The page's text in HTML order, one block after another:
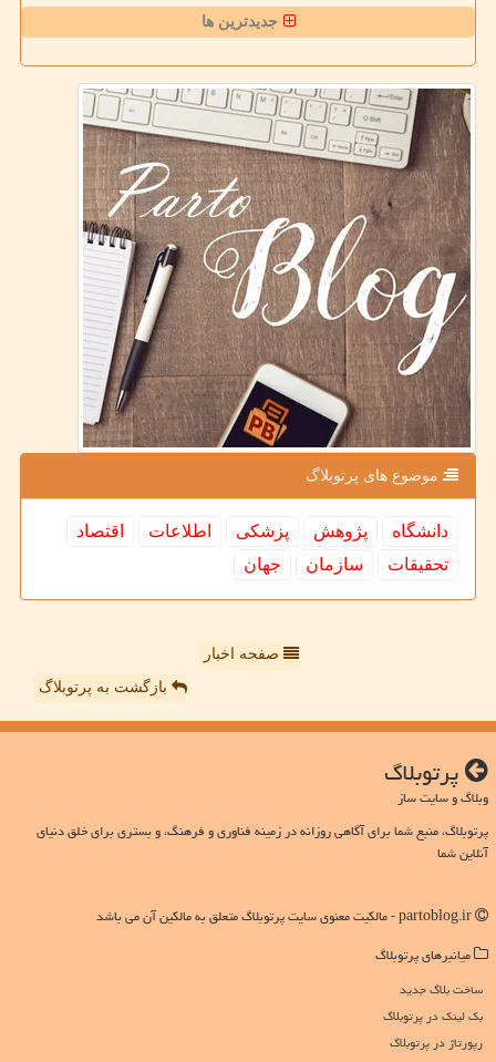
جدیدترین ها
موضوع های پرتوبلاگ
دانشگاه پژوهش پزشكی اطلاعات
اقتصاد
تحقیقات
سازمان جهان
صفحه اخبار
بازگشت به پرتوبلاگ
پرتوبلاگ
وبلاگ و سایت ساز
پرتوبلاگ، منبع شما برای آگاهی روزانه در زمینه فناوری و فرهنگ، و بستری برای خلق دنیای
آنلاین شما
میانبرهای پرتوبلاگ
ساخت بلاگ جدید
بک لینک در پرتوبلاگ
رپورتاژ در پرتوبلاگ